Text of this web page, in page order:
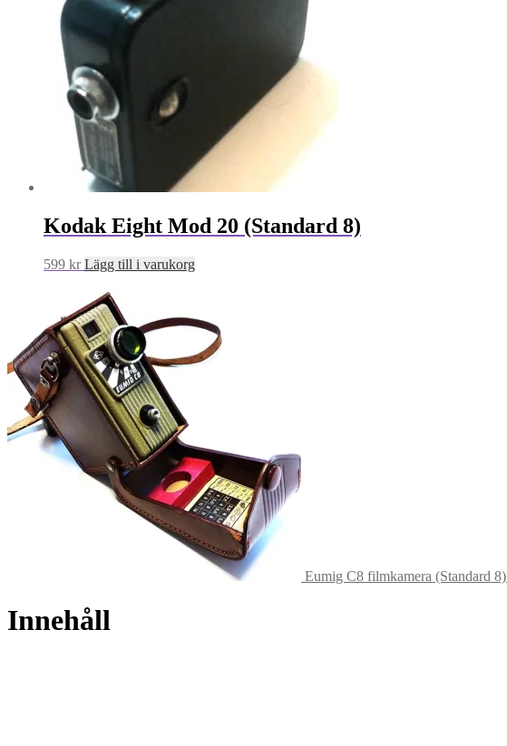
Kodak Eight Mod 20 (Standard 8)
599 kr Lägg till i varukorg
Eumig C8 filmkamera (Standard 8)
Innehåll